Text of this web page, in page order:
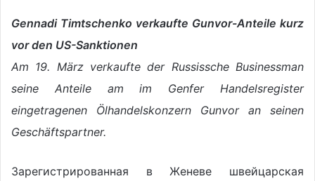
Gennadi Timtschenko verkaufte Gunvor-Anteile kurz
vor den US-Sanktionen
Am 19. März verkaufte der Russissche Businessman
seine Anteile am im Genfer Handelsregister
eingetragenen Ölhandelskonzern Gunvor an seinen
Geschäftspartner.
Зарегистрированная в Женеве швейцарская